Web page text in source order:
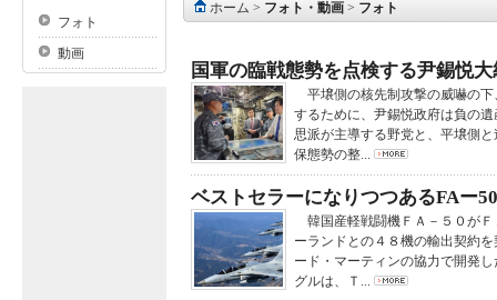
フォト
動画
ホーム > フォト・動画 > フォト
国軍の臨戦態勢を点検する尹錫悦大
平壌側の核先制攻撃の威嚇の
するために、尹錫悦政府は負の
思派が主導する野党と、平壌側
保態勢の整...
ベストセラーになりつつあるFAー
韓国産軽戦闘機ＦＡ－５０が
ーランドとの４８機の輸出契約
ード・マーティンの協力で開発
グルは、Ｔ...